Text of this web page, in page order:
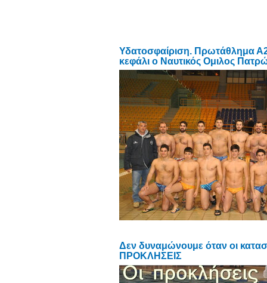
Υδατοσφαίριση. Πρωτάθλημα
κεφάλι ο Ναυτικός Ομιλος
Δεν δυναμώνουμε όταν οι
ΠΡΟΚΛΗΣΕΙΣ